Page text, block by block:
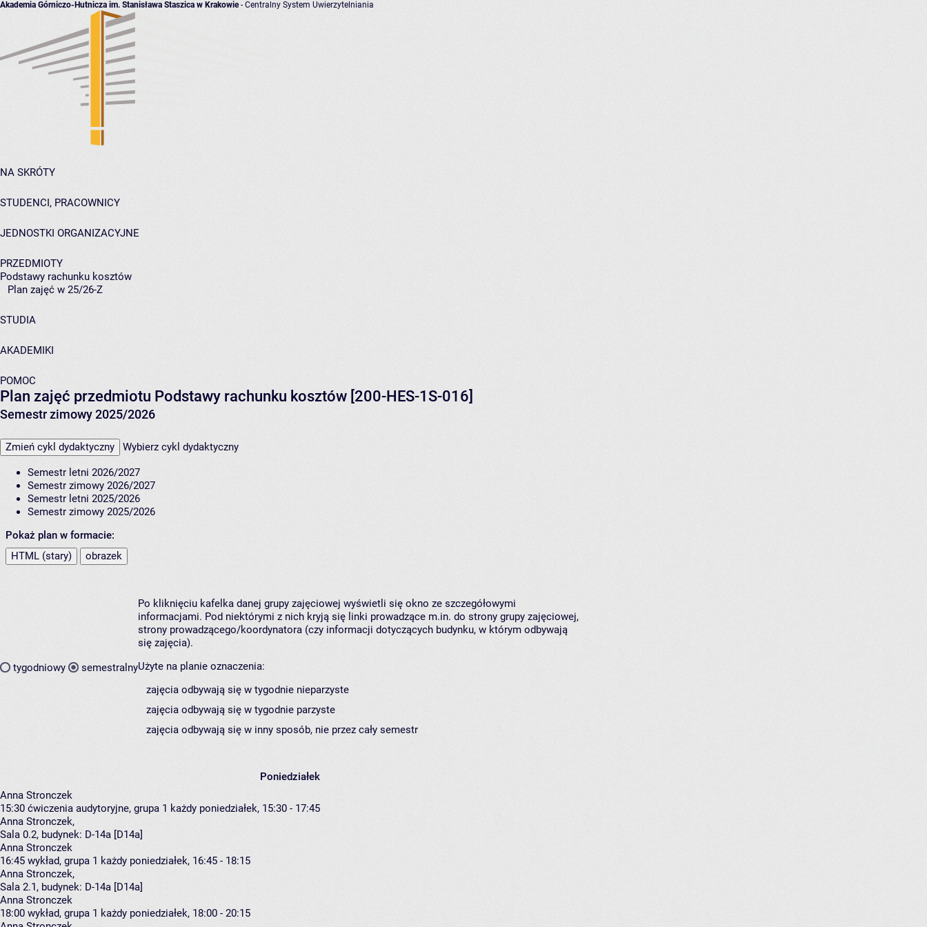
Akademia Górniczo-Hutnicza im. Stanisława Staszica w Krakowie- Centralny System Uwierzytelniania
NA SKRÓTY
STUDENCI, PRACOWNICY
JEDNOSTKI ORGANIZACYJNE
PRZEDMIOTY
Podstawy rachunku kosztów
Plan zajęć w 25/26-Z
STUDIA
AKADEMIKI
POMOC
Plan zajęć przedmiotu Podstawy rachunku kosztów [200-HES-1S-016]
Semestr zimowy 2025/2026
Zmień cykl dydaktyczny Wybierz cykl dydaktyczny
Semestr letni 2026/2027
Semestr zimowy 2026/2027
Semestr letni 2025/2026
Semestr zimowy 2025/2026
Pokaż plan w formacie:
HTML (stary)
obrazek
tygodniowy semestralny
Po kliknięciu kafelka danej grupy zajęciowej wyświetli się okno ze szczegółowymi
informacjami. Pod niektórymi z nich kryją się linki prowadzące m.in. do strony grupy zajęciowej,
strony prowadzącego/koordynatora (czy informacji dotyczących budynku, w którym odbywają
się zajęcia).
Użyte na planie oznaczenia:
zajęcia odbywają się w tygodnie nieparzyste
zajęcia odbywają się w tygodnie parzyste
zajęcia odbywają się w inny sposób, nie przez cały semestr
Poniedziałek
Anna Stronczek
15:30 ćwiczenia audytoryjne, grupa 1 każdy poniedziałek, 15:30 - 17:45
Anna Stronczek,
Sala 0.2, budynek: D-14a [D14a]
Anna Stronczek
16:45 wykład, grupa 1 każdy poniedziałek, 16:45 - 18:15
Anna Stronczek,
Sala 2.1, budynek: D-14a [D14a]
Anna Stronczek
18:00 wykład, grupa 1 każdy poniedziałek, 18:00 - 20:15